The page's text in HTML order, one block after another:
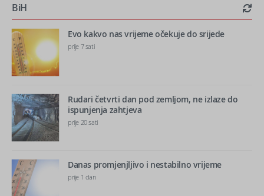
BiH
Evo kakvo nas vrijeme očekuje do srijede
prije 7 sati
Rudari četvrti dan pod zemljom, ne izlaze do
ispunjenja zahtjeva
prije 20 sati
Danas promjenjljivo i nestabilno vrijeme
prije 1 dan